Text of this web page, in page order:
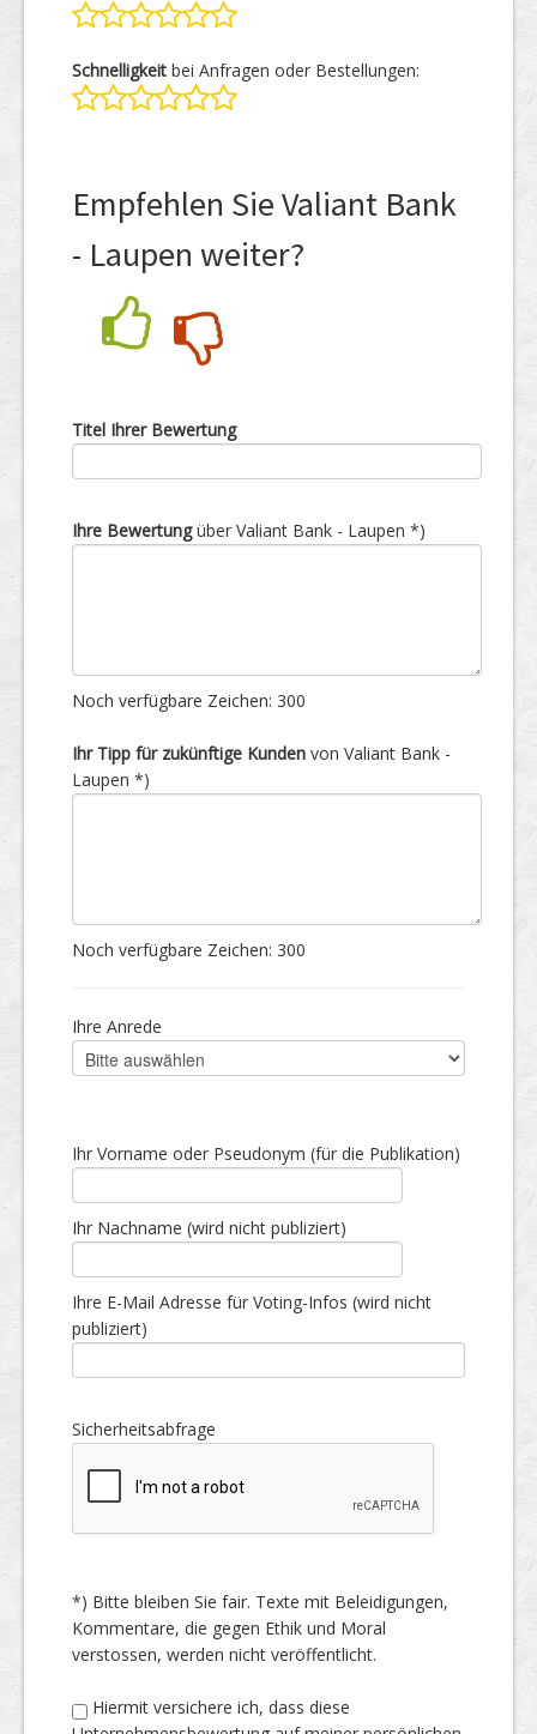
Schnelligkeit bei Anfragen oder Bestellungen:
Empfehlen Sie Valiant Bank
- Laupen weiter?
Titel Ihrer Bewertung
Ihre Bewertungüber Valiant Bank - Laupen *)
Noch verfügbare Zeichen: 300
Ihr Tipp für zukünftige Kunden von Valiant Bank -
Laupen *)
Noch verfügbare Zeichen: 300
Ihre Anrede
Ihr Vorname oder Pseudonym (für die Publikation)
Ihr Nachname (wird nicht publiziert)
Ihre E-Mail Adresse für Voting-Infos (wird nicht
publiziert)
Sicherheitsabfrage
*) Bitte bleiben Sie fair. Texte mit Beleidigungen,
Kommentare, die gegen Ethik und Moral
verstossen, werden nicht veröffentlicht.
Hiermit versichere ich, dass diese